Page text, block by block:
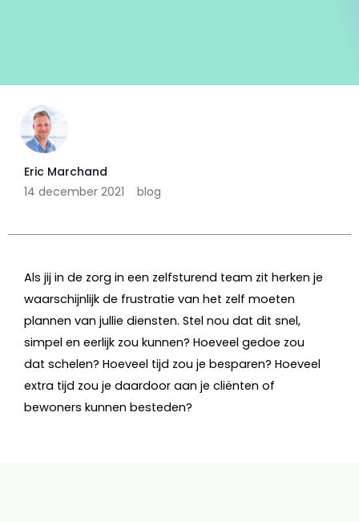
Eric Marchand
14 december 2021
blog
Als jij in de zorg in een zelfsturend team zit herken je
waarschijnlijk de frustratie van het zelf moeten
plannen van jullie diensten. Stel nou dat dit snel,
simpel en eerlijk zou kunnen? Hoeveel gedoe zou
dat schelen? Hoeveel tijd zou je besparen? Hoeveel
extra tijd zou je daardoor aan je cliënten of
bewoners kunnen besteden?